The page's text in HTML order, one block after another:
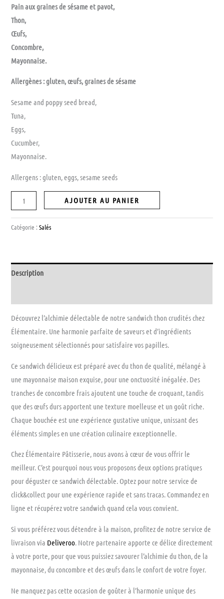
Pain aux graines de sésame et pavot,
Thon,
Œufs,
Concombre,
Mayonnaise.
Allergènes : gluten, œufs, graines de sésame
Sesame and poppy seed bread,
Tuna,
Eggs,
Cucumber,
Mayonnaise.
Allergens : gluten, eggs, sesame seeds
AJOUTER AU PANIER
Catégorie :Salés
Description
Découvrez l’alchimie délectable de notre sandwich thon crudités chez
Élémentaire. Une harmonie parfaite de saveurs et d’ingrédients
soigneusement sélectionnés pour satisfaire vos papilles.
Ce sandwich délicieux est préparé avec du thon de qualité, mélangé à
une mayonnaise maison exquise, pour une onctuosité inégalée. Des
tranches de concombre frais ajoutent une touche de croquant, tandis
que des œufs durs apportent une texture moelleuse et un goût riche.
Chaque bouchée est une expérience gustative unique, unissant des
éléments simples en une création culinaire exceptionnelle.
Chez Élémentaire Pâtisserie, nous avons à cœur de vous offrir le
meilleur. C’est pourquoi nous vous proposons deux options pratiques
pour déguster ce sandwich délectable. Optez pour notre service de
click&collect pour une expérience rapide et sans tracas. Commandez en
ligne et récupérez votre sandwich quand cela vous convient.
Si vous préférez vous détendre à la maison, profitez de notre service de
livraison via Deliveroo. Notre partenaire apporte ce délice directement
à votre porte, pour que vous puissiez savourer l’alchimie du thon, de la
mayonnaise, du concombre et des œufs dans le confort de votre foyer.
Ne manquez pas cette occasion de goûter à l’harmonie unique des